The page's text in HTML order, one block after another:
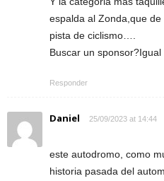
espalda al Zonda,que
pista de ciclismo….
Buscar un sponsor?Igual
Responder
Daniel 25/09/2023 at 14:44
este autodromo, como
historia pasada del